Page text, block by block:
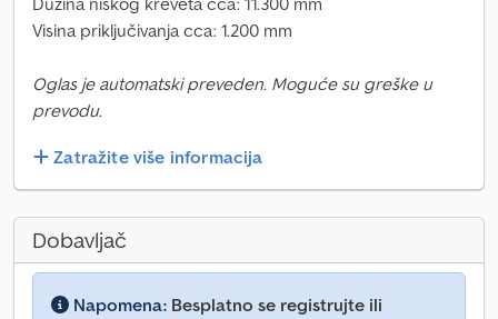
Visina priključivanja cca: 1.200 mm
Oglas je automatski preveden. Moguće su greške u
prevodu.
Zatražite više informacija
Dobavljač
Napomena: Besplatno se registrujte ili